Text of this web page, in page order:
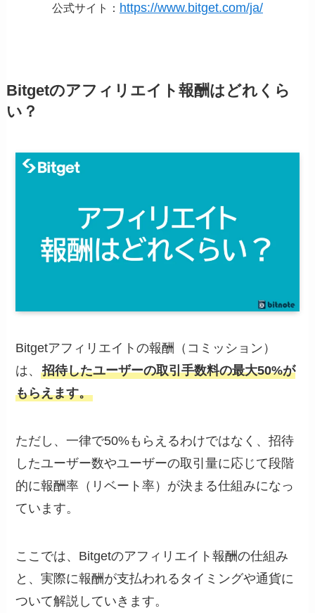
公式サイト： https://www.bitget.com/ja/
Bitgetのアフィリエイト報酬はどれくら
い？
Bitgetアフィリエイトの報酬（コミッション）
は、招待したユーザーの取引手数料の最大50%が
もらえます。
ただし、一律で50%もらえるわけではなく、招待
したユーザー数やユーザーの取引量に応じて段階
的に報酬率（リベート率）が決まる仕組みになっ
ています。
ここでは、Bitgetのアフィリエイト報酬の仕組み
と、実際に報酬が支払われるタイミングや通貨に
ついて解説していきます。